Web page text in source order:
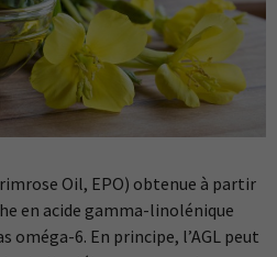
Oil, EPO) obtenue à partir
en acide gamma-linolénique
oméga-6. En principe, l’AGL peut